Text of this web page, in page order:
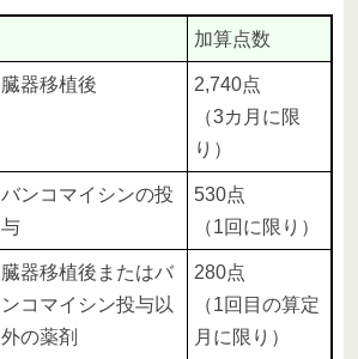
加算点数
臓器移植後
2,740点
（3カ月に限
り）
バンコマイシンの投
与
530点
（1回に限り）
臓器移植後またはバ
ンコマイシン投与以
外の薬剤
280点
（1回目の算定
月に限り）